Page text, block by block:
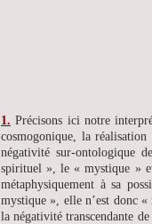
1. Précisons ici notre
cosmogonique, la
négativité sur-ontologique
spirituel », le « mystique »
métaphysiquement à sa
mystique », elle n’est donc «
la négativité transcendante